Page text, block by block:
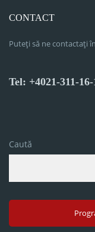
CONTACT
Puteți să ne contactați
Tel: +4021-311-
Caută